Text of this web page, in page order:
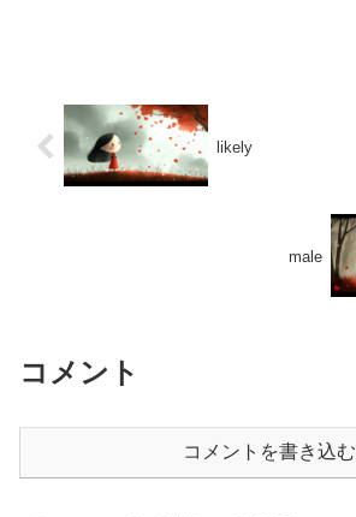
likely
male
コメント
コメントを書き込む